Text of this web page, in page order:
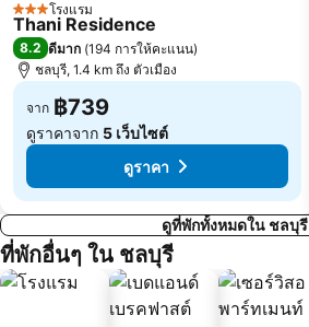
3 ดาวโรงแรม
Thani Residence
8.2 ดีมาก (194 การให้คะแนน)
ชลบุรี, 1.4 km ถึง ตัวเมือง
จาก ฿739
ดูราคาจาก 5 เว็บไซต์
ดูราคา
ดูที่พักทั้งหมดใน ชลบุรี
ที่พักอื่นๆ ใน ชลบุรี